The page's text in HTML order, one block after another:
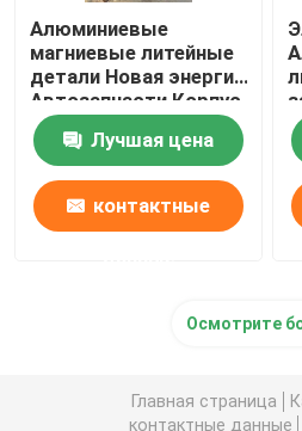
Алюминиевые
магниевые литейные
детали Новая энергия
Автозапчасти Корпус
контроллера
автомобиляЛучшая цена
контактные
Осмотрите
Главная страница
контактные данные